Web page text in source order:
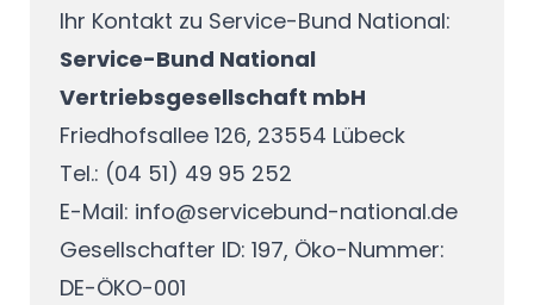
Ihr Kontakt zu Service-Bund National:
Service-Bund National
Vertriebsgesellschaft mbH
Friedhofsallee 126, 23554 Lübeck
Tel.: (04 51) 49 95 252
E-Mail: info@servicebund-national.de
Gesellschafter ID: 197, Öko-Nummer:
DE-ÖKO-001